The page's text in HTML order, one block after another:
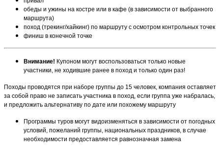
обеды и ужины на костре или в кафе (в зависимости от выбранного
маршрута)
поход (трекинг/хайкинг) по маршруту с осмотром контрольных точек
финиш в конечной точке
Внимание! Купоном могут воспользоваться только новые
участники, не ходившие ранее в поход и только один раз!
Походы проводятся при наборе группы до 15 человек, компания оставляет
за собой право не записать участника в поход, если группа уже набралась,
и предложить альтернативу по дате или похожему маршруту
Программы туров могут видоизменяться в зависимости от погодных
условий, пожеланий группы, национальных праздников, в случае
необходимости предоставляется равнозначная замена